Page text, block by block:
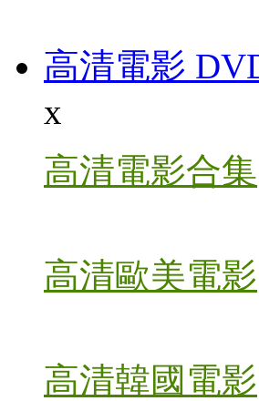
高清電影
x
高清電影合集
高清歐美電影
高清韓國電影